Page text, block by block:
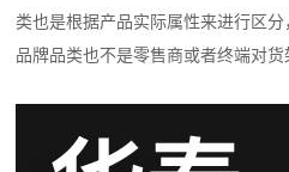
类也是根据产品实际属性来进行区
品牌品类也不是零售商或者终端对货